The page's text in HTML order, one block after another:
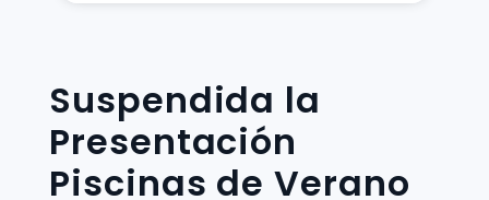
Suspendida la
Presentación
Piscinas de Verano